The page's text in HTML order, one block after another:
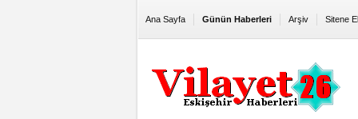
Ana Sayfa Günün Haberleri Arşiv Sitene